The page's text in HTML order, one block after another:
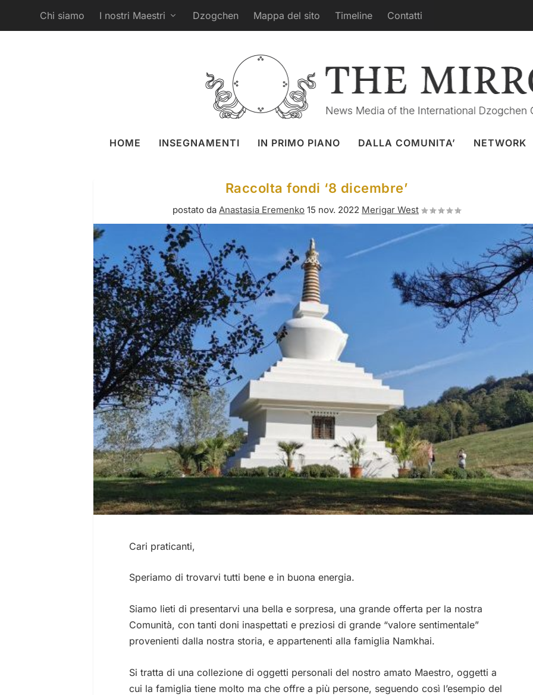
Chi siamo I nostri Maestri Dzogchen Mappa del sito Timeline Contatti
HOME INSEGNAMENTI IN PRIMO PIANO DALLA COMUNITA’ NETWORK
Raccolta fondi ‘8 dicembre’
postato daAnastasia Eremenko 15 nov. 2022 Merigar West
Cari praticanti,
Speriamo di trovarvi tutti bene e in buona energia.
Siamo lieti di presentarvi una bella e sorpresa, una grande offerta per la nostra
Comunità, con tanti doni inaspettati e preziosi di grande “valore sentimentale”
provenienti dalla nostra storia, e appartenenti alla famiglia Namkhai.
Si tratta di una collezione di oggetti personali del nostro amato Maestro, oggetti a
cui la famiglia tiene molto ma che offre a più persone, seguendo così l’esempio del